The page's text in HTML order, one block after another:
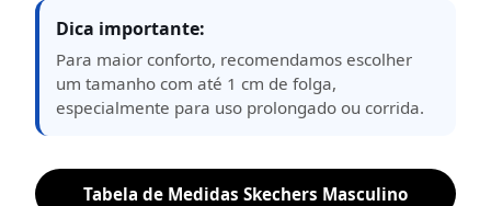
Dica importante:
Para maior conforto, recomendamos escolher
um tamanho com até 1 cm de folga,
especialmente para uso prolongado ou corrida.
Tabela de Medidas Skechers Masculino